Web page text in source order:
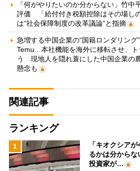
「何がやりたいのか分からない」竹中
評価 「給付付き税額控除はその場し
は“社会保障制度の改革議論”と指摘
急増する中国企業の“国籍ロンダリング
Temu…本社機能を海外に移転させ、ト
う 現地人を隠れ蓑にした中国企業の
懸念も
関連記事
ランキング
1
「キオクシア
るかは分からな
投資家が…